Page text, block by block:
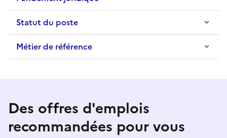
Statut du poste
Métier de référence
Des offres d'emplois
recommandées pour vous